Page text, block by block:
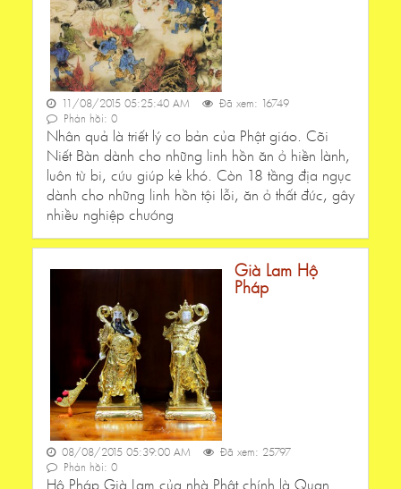
11/08/2015 05:25:40 AM
Đã xem: 16749
Phản hồi: 0
Nhân quả là triết lý cơ bản của Phật giáo. Cõi
Niết Bàn dành cho những linh hồn ăn ở hiền lành,
luôn từ bi, cứu giúp kẻ khó. Còn 18 tầng địa ngục
dành cho những linh hồn tội lỗi, ăn ở thất đức, gây
nhiều nghiệp chướng
Già Lam Hộ
Pháp
08/08/2015 05:39:00 AM
Đã xem: 25797
Phản hồi: 0
Hộ Pháp Già Lam của nhà Phật chính là Quan